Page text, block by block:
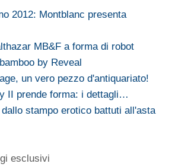
2012: Montblanc presenta
MB&F a forma di robot
by Reveal
un vero pezzo d'antiquariato!
II prende forma: i dettagli…
dallo stampo erotico battuti all'asta
esclusivi